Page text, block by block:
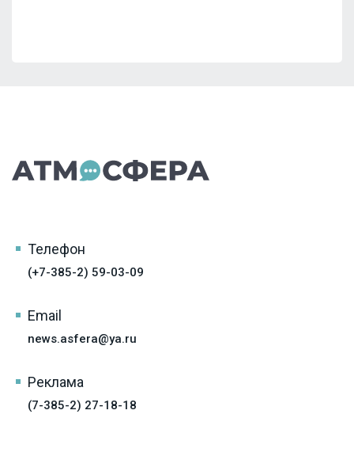
Телефон
(+7-385-2) 59-03-09
Email
news.asfera@ya.ru
Реклама
(7-385-2) 27-18-18